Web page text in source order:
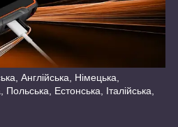
Англійська, Німецька,
Польська, Естонська, Італійська,